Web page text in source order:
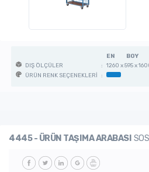
EN BOY
DIŞ ÖLÇÜLER
: 1260 x 595 x
ÜRÜN RENK SEÇENEKLERİ :
4445 - ÜRÜN TAŞIMA ARABASI